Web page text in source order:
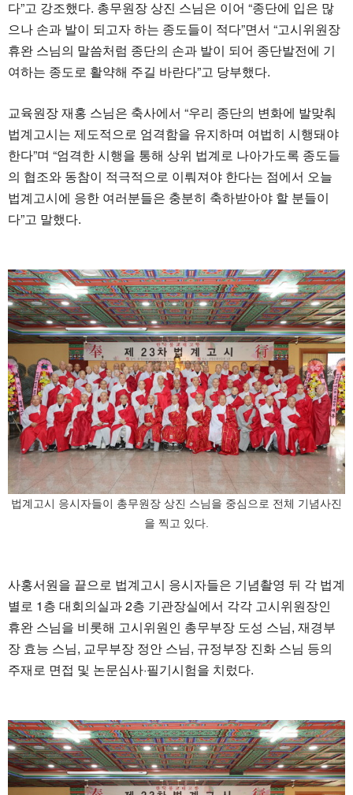
다”고 강조했다. 총무원장 상진 스님은 이어 “종단에 입은 많
으나 손과 발이 되고자 하는 종도들이 적다”면서 “고시위원장
휴완 스님의 말씀처럼 종단의 손과 발이 되어 종단발전에 기
여하는 종도로 활약해 주길 바란다”고 당부했다.
교육원장 재홍 스님은 축사에서 “우리 종단의 변화에 발맞춰
법계고시는 제도적으로 엄격함을 유지하며 여법히 시행돼야
한다”며 “엄격한 시행을 통해 상위 법계로 나아가도록 종도들
의 협조와 동참이 적극적으로 이뤄져야 한다는 점에서 오늘
법계고시에 응한 여러분들은 충분히 축하받아야 할 분들이
다”고 말했다.
법계고시 응시자들이 총무원장 상진 스님을 중심으로 전체 기념사진
을 찍고 있다.
사홍서원을 끝으로 법계고시 응시자들은 기념촬영 뒤 각 법계
별로 1층 대회의실과 2층 기관장실에서 각각 고시위원장인
휴완 스님을 비롯해 고시위원인 총무부장 도성 스님, 재경부
장 효능 스님, 교무부장 정안 스님, 규정부장 진화 스님 등의
주재로 면접 및 논문심사·필기시험을 치렀다.